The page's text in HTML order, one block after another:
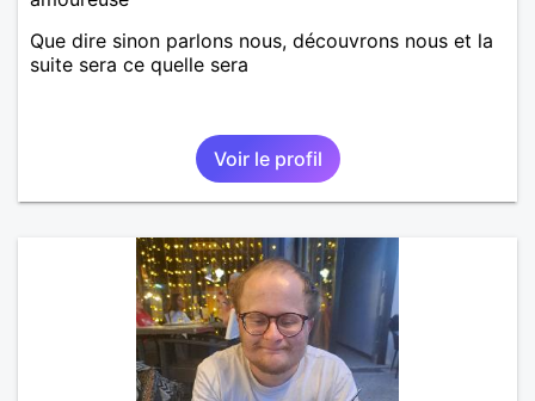
Que dire sinon parlons nous, découvrons nous et la
suite sera ce quelle sera
Voir le profil